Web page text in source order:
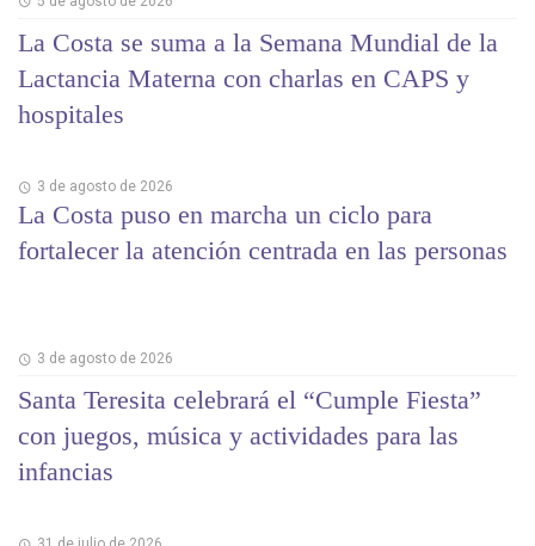
La Costa se suma a la Semana Mundial de la
Lactancia Materna con charlas en CAPS y
hospitales
3 de agosto de 2026
La Costa puso en marcha un ciclo para
fortalecer la atención centrada en las personas
3 de agosto de 2026
Santa Teresita celebrará el “Cumple Fiesta”
con juegos, música y actividades para las
infancias